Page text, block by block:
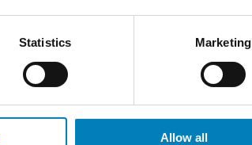
Statistics Marketing
Allow all